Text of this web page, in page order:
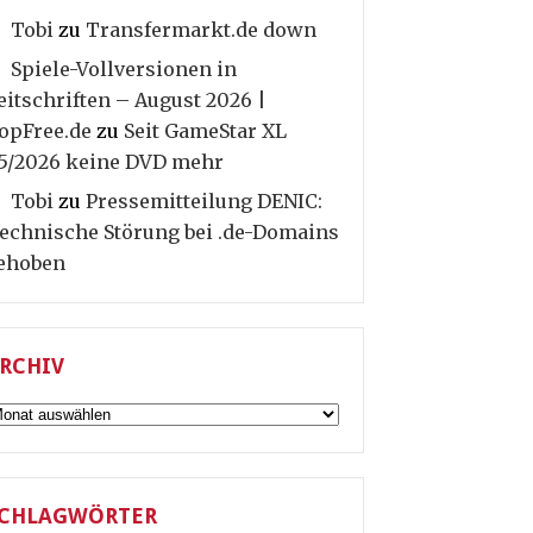
Tobi zu Transfermarkt.de down
Spiele-Vollversionen in
– August 2026 |
zu Seit GameStar XL
2026 keine DVD mehr
Tobi zu Pressemitteilung DENIC:
Störung bei .de-Domains